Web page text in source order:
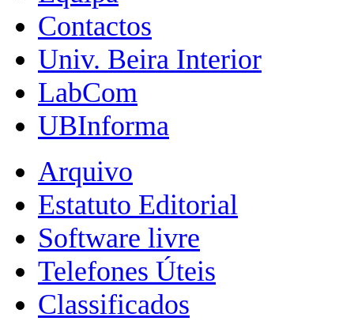
Contactos
Univ. Beira Interior
LabCom
UBInforma
Arquivo
Estatuto Editorial
Software livre
Telefones Úteis
Classificados